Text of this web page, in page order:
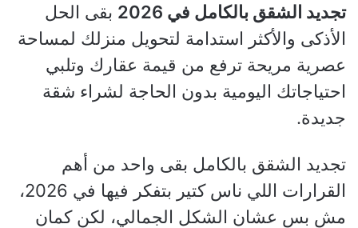
تجديد الشقق بالكامل في 2026
بقى الحل
الأذكى والأكثر استدامة لتحويل منزلك لمساحة
عصرية مريحة ترفع من قيمة عقارك وتلبي
احتياجاتك اليومية بدون الحاجة لشراء شقة
جديدة.
تجديد الشقق بالكامل بقى واحد من أهم
القرارات اللي ناس كتير بتفكر فيها في 2026،
مش بس عشان الشكل الجمالي، لكن كمان